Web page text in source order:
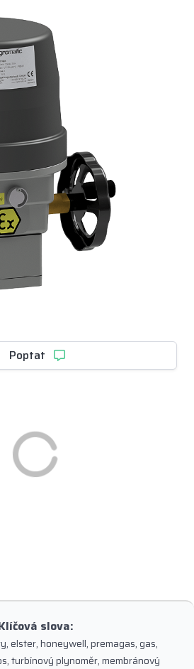
Poptat
slova:
elster, honeywell, premagas, gas,
turbínový plynoměr, membránový